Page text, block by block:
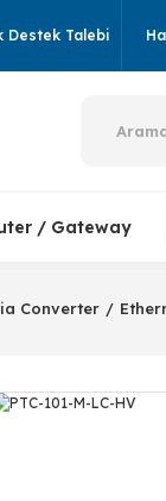
Destek Talebi
/ Gateway
Converter